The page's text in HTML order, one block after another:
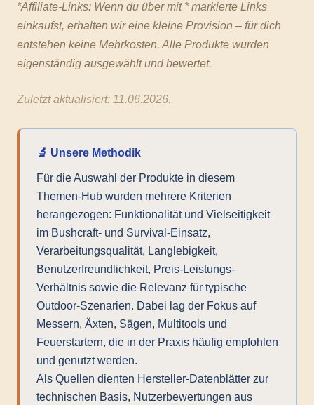
*Affiliate-Links: Wenn du über mit * markierte Links
einkaufst, erhalten wir eine kleine Provision – für dich
entstehen keine Mehrkosten. Alle Produkte wurden
eigenständig ausgewählt und bewertet.
Zuletzt aktualisiert: 11.06.2026.
🔬 Unsere Methodik
Für die Auswahl der Produkte in diesem
Themen-Hub wurden mehrere Kriterien
herangezogen: Funktionalität und Vielseitigkeit
im Bushcraft- und Survival-Einsatz,
Verarbeitungsqualität, Langlebigkeit,
Benutzerfreundlichkeit, Preis-Leistungs-
Verhältnis sowie die Relevanz für typische
Outdoor-Szenarien. Dabei lag der Fokus auf
Messern, Äxten, Sägen, Multitools und
Feuerstartern, die in der Praxis häufig empfohlen
und genutzt werden.
Als Quellen dienten Hersteller-Datenblätter zur
technischen Basis, Nutzerbewertungen aus